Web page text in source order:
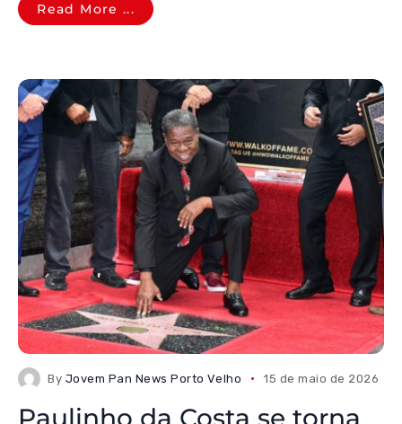
Read More ...
By Jovem Pan News Porto Velho 15 de maio de 2026
Paulinho da Costa se torna